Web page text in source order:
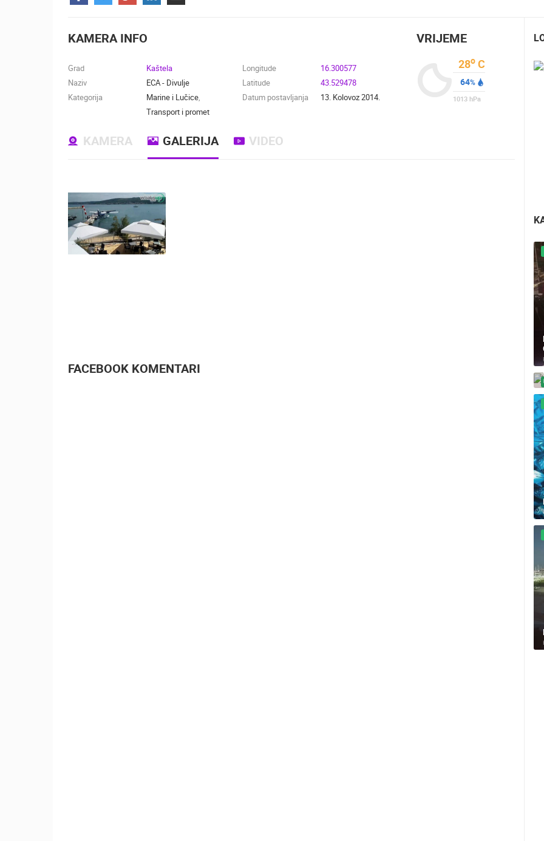
NAMA,
NAGRADE I
PRIZNANJA
WEB
USE
PRIVACY
POLICY
TRANSPORT I PROMET
KAMERA INFO
Grad
Kaštela
Naziv
ECA - Divulje
Kategorija
Marine i Lučice,
Transport i promet
Longitude
16.300577
Latitude
43.529478
Datum postavljanja
13. Kolovoz 2014.
VRIJEME
28o C
64%
1013 hPa
KAMERA GALERIJA VIDEO
FACEBOOK KOMENTARI